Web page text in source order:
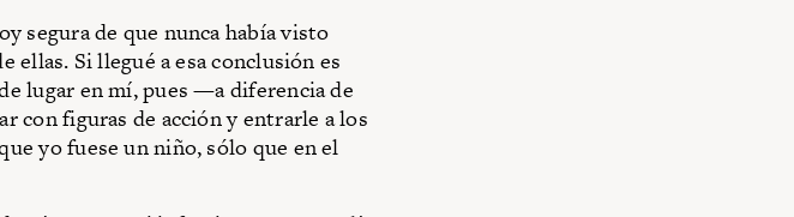
segura de que nunca había visto
ellas. Si llegué a esa conclusión es
lugar en mí, pues —a diferencia de
con figuras de acción y entrarle a los
yo fuese un niño, sólo que en el